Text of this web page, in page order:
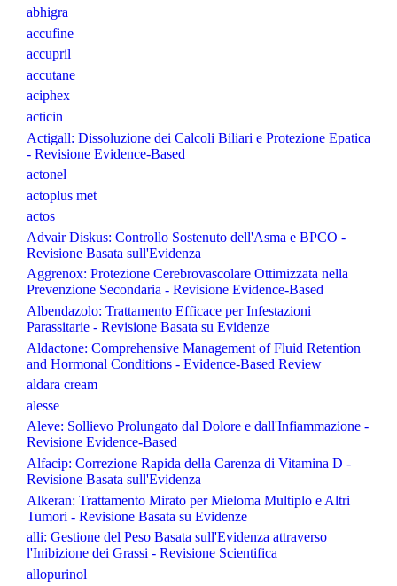
abhigra
accufine
accupril
accutane
aciphex
acticin
Actigall: Dissoluzione dei Calcoli Biliari e Protezione Epatica
- Revisione Evidence-Based
actonel
actoplus met
actos
Advair Diskus: Controllo Sostenuto dell'Asma e BPCO -
Revisione Basata sull'Evidenza
Aggrenox: Protezione Cerebrovascolare Ottimizzata nella
Prevenzione Secondaria - Revisione Evidence-Based
Albendazolo: Trattamento Efficace per Infestazioni
Parassitarie - Revisione Basata su Evidenze
Aldactone: Comprehensive Management of Fluid Retention
and Hormonal Conditions - Evidence-Based Review
aldara cream
alesse
Aleve: Sollievo Prolungato dal Dolore e dall'Infiammazione -
Revisione Evidence-Based
Alfacip: Correzione Rapida della Carenza di Vitamina D -
Revisione Basata sull'Evidenza
Alkeran: Trattamento Mirato per Mieloma Multiplo e Altri
Tumori - Revisione Basata su Evidenze
alli: Gestione del Peso Basata sull'Evidenza attraverso
l'Inibizione dei Grassi - Revisione Scientifica
allopurinol